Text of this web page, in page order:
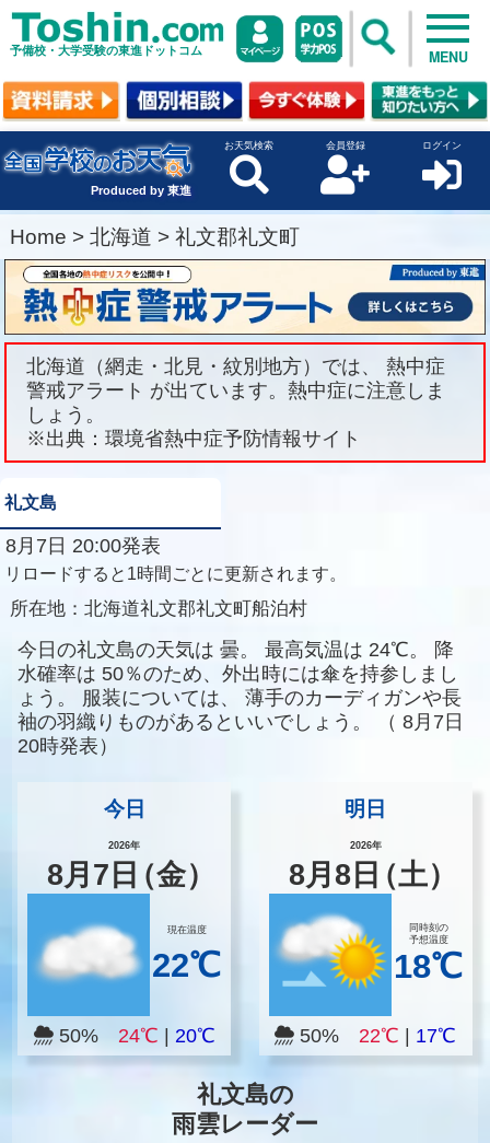
予備校・大学受験の東進ドットコム MENU
Produced by 東進
お天気検索 会員登録 ログイン
Home > 北海道 > 礼文郡礼文町
北海道（網走・北見・紋別地方）では、 熱中症
警戒アラート が出ています。熱中症に注意しま
しょう。
※出典：環境省熱中症予防情報サイト
礼文島
8月7日 20:00発表
リロードすると1時間ごとに更新されます。
所在地： 北海道礼文郡礼文町船泊村
今日の礼文島の天気は 曇。 最高気温は 24℃。
降
水確率は 50％のため、外出時には傘を持参しまし
ょう。
服装については、
薄手のカーディガンや長
袖の羽織りものがあるといいでしょう。
（ 8月7日
20時発表）
今日
2026年
8月 7 日（金）
現在温度
22℃
50% 24℃ 20℃
明日
2026年
8月8 日（土）
同時刻の
予想温度
18℃
50% 22℃ 17℃
礼文島の
雨雲レーダー